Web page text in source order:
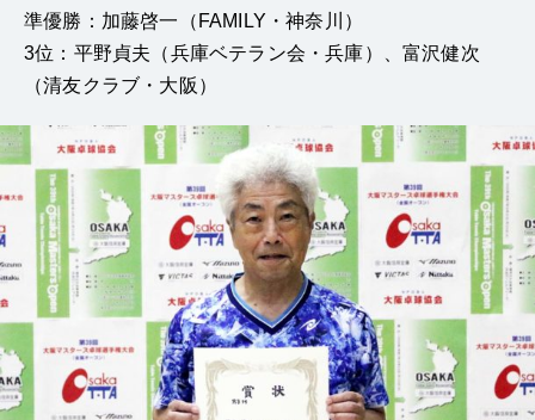
準優勝：加藤啓一（FAMILY・神奈川）
3位：平野貞夫（兵庫ベテラン会・兵庫）、富沢健次
（清友クラブ・大阪）